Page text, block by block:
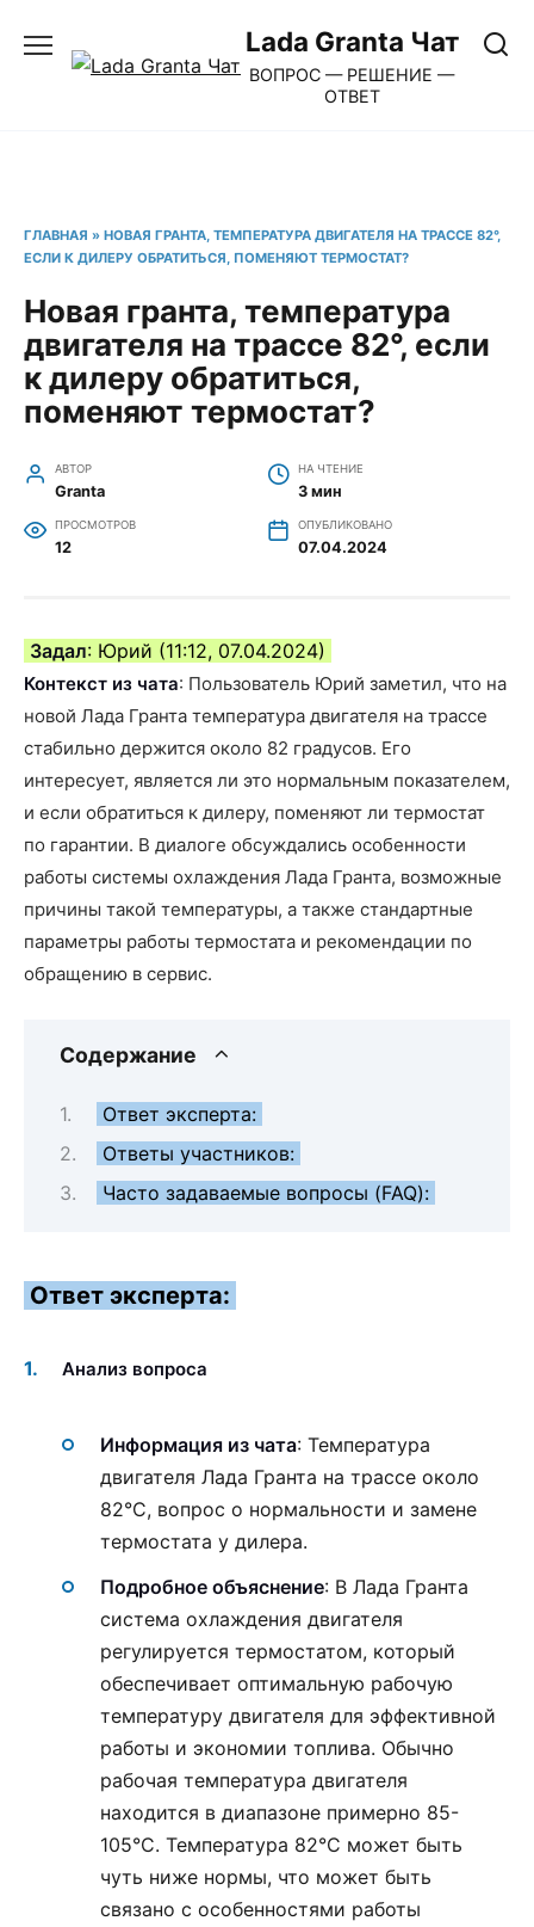
содержанию
Lada Granta Чат
ВОПРОС — РЕШЕНИЕ —
ОТВЕТ
ГЛАВНАЯ » НОВАЯ ГРАНТА, ТЕМПЕРАТУРА ДВИГАТЕЛЯ НА ТРАССЕ 82°,
ЕСЛИ К ДИЛЕРУ ОБРАТИТЬСЯ, ПОМЕНЯЮТ ТЕРМОСТАТ?
Новая гранта, температура
двигателя на трассе 82°, если
к дилеру обратиться,
поменяют термостат?
АВТОР
Granta
НА ЧТЕНИЕ
3 мин
ПРОСМОТРОВ
12
ОПУБЛИКОВАНО
07.04.2024
Задал: Юрий (11:12, 07.04.2024)
Контекст из чата: Пользователь Юрий заметил, что на
новой Лада Гранта температура двигателя на трассе
стабильно держится около 82 градусов. Его
интересует, является ли это нормальным показателем,
и если обратиться к дилеру, поменяют ли термостат
по гарантии. В диалоге обсуждались особенности
работы системы охлаждения Лада Гранта, возможные
причины такой температуры, а также стандартные
параметры работы термостата и рекомендации по
обращению в сервис.
Содержание
Ответ эксперта:
Ответы участников:
Часто задаваемые вопросы (FAQ):
Ответ эксперта:
Анализ вопроса
Информация из чата: Температура
двигателя Лада Гранта на трассе около
82°С, вопрос о нормальности и замене
термостата у дилера.
Подробное объяснение: В Лада Гранта
система охлаждения двигателя
регулируется термостатом, который
обеспечивает оптимальную рабочую
температуру двигателя для эффективной
работы и экономии топлива. Обычно
рабочая температура двигателя
находится в диапазоне примерно 85-
105°С. Температура 82°С может быть
чуть ниже нормы, что может быть
связано с особенностями работы